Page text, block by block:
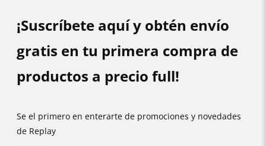
¡Suscríbete aquí y obtén envío
gratis en tu primera compra de
productos a precio full!
Se el primero en enterarte de promociones y novedades
de Replay